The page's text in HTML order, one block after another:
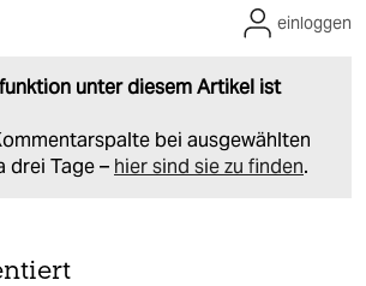
unter diesem Artikel ist
bei ausgewählten
drei Tage – hier sind sie zu finden.
einloggen